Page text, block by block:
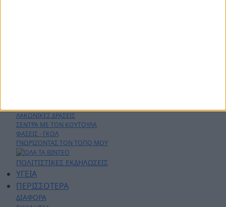
ΛΑΚΩΝΙΚΕΣ ΔΡΑΣΕΙΣ
ΣΕΝΤΡΑ ΜΕ ΤΟΝ ΚΟΥΤΟΥΛΑ
ΦΑΣΕΙΣ - ΓΚΟΛ
ΓΝΩΡΙΖΟΝΤΑΣ ΤΟΝ ΤΟΠΟ ΜΟΥ
ΠΟΛΙΤΙΣΤΙΚΕΣ ΕΚΔΗΛΩΣΕΙΣ
ΥΓΕΙΑ
ΠΕΡΙΣΣΟΤΕΡΑ
ΔΙΑΦΟΡΑ